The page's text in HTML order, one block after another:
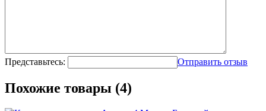
Представьтесь: Отправить отзыв
Похожие товары (4)